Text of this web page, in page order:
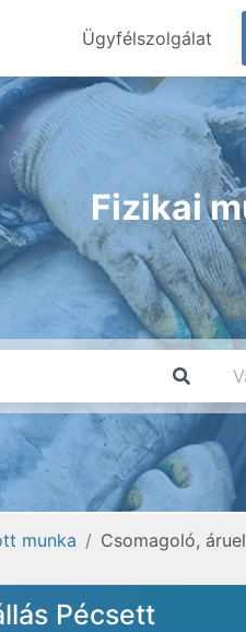
Ügyfélszolgálat
Fizikai
munka Csomagoló,
Pécsett